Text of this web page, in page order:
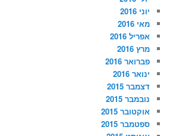
יוני 2016
מאי 2016
אפריל 2016
מרץ 2016
פברואר 2016
ינואר 2016
דצמבר 2015
נובמבר 2015
אוקטובר 2015
ספטמבר 2015